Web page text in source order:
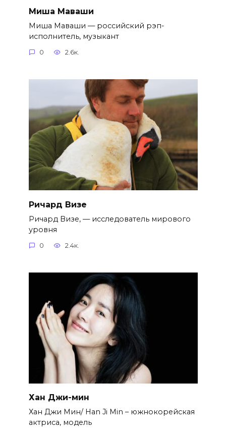
Миша Маваши
Миша Маваши — российский рэп-
исполнитель, музыкант
0 2.6к.
Ричард Визе
Ричард Визе, — исследователь мирового
уровня
0 2.4к.
Хан Джи-мин
Хан Джи Мин/ Han Ji Min – южнокорейская
актриса, модель